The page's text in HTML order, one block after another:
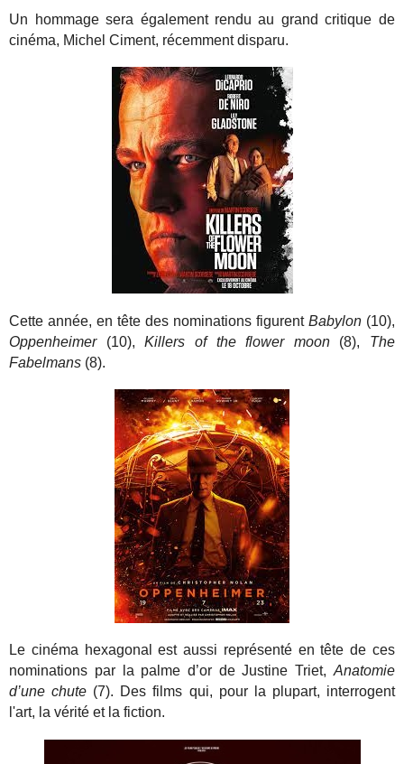
Un hommage sera également rendu au grand critique de
cinéma, Michel Ciment, récemment disparu.
Cette année, en tête des nominations figurent Babylon(10),
Oppenheimer (10),Killers of the flower moon(8), The
Fabelmans (8).
Le cinéma hexagonal est aussi représenté en tête de ces
nominations par la palme d’or de Justine Triet, Anatomie
d’une chute (7). Des films qui, pour la plupart, interrogent
l'art, la vérité et la fiction.